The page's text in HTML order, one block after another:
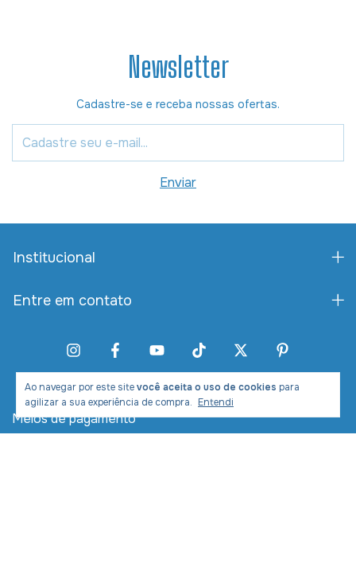
Ao navegar por este sitevocê aceita o uso de cookies para
agilizar a sua experiência de compra. Entendi
Newsletter
Cadastre-se e receba nossas ofertas.
Institucional
Entre em contato
Meios de pagamento